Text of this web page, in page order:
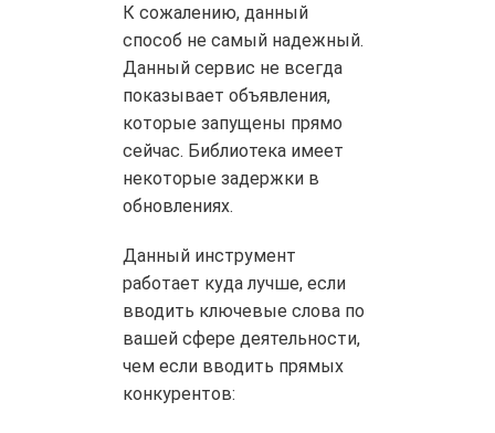
К сожалению, данный
способ не самый надежный.
Данный сервис не всегда
показывает объявления,
которые запущены прямо
сейчас. Библиотека имеет
некоторые задержки в
обновлениях.
Данный инструмент
работает куда лучше, если
вводить ключевые слова по
вашей сфере деятельности,
чем если вводить прямых
конкурентов: